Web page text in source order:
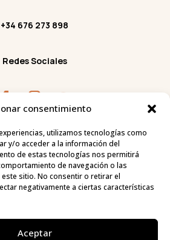
consentimiento
utilizamos tecnologías como
y/o acceder a la información del
de estas tecnologías nos permitirá
de navegación o las
sitio. No consentir o retirar el
negativamente a ciertas características
Aceptar
+34 676 273 898
Redes Sociales
InstagramYoutube
18, 03581 Albir,
Alicante.
COFINANCIADO POR LOS
(EU) DEL MECANISMO DE
Y RESILENCIA